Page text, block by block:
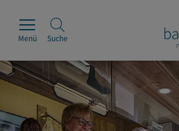
Rathaus
Erleben
Menü Suche